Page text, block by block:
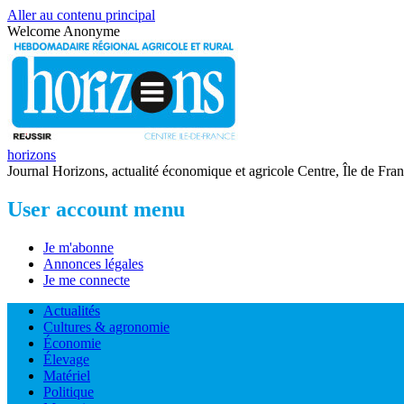
Aller au contenu principal
Welcome Anonyme
horizons
Journal Horizons, actualité économique et agricole Centre, Île de
User account menu
Je m'abonne
Annonces légales
Je me connecte
Actualités
Cultures & agronomie
Économie
Élevage
Matériel
Politique